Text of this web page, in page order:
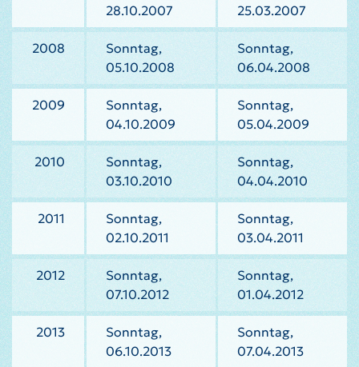
28.10.2007
25.03.2007
2008
Sonntag,
05.10.2008
Sonntag,
06.04.2008
2009
Sonntag,
04.10.2009
Sonntag,
05.04.2009
2010
Sonntag,
03.10.2010
Sonntag,
04.04.2010
2011
Sonntag,
02.10.2011
Sonntag,
03.04.2011
2012
Sonntag,
07.10.2012
Sonntag,
01.04.2012
2013
Sonntag,
06.10.2013
Sonntag,
07.04.2013